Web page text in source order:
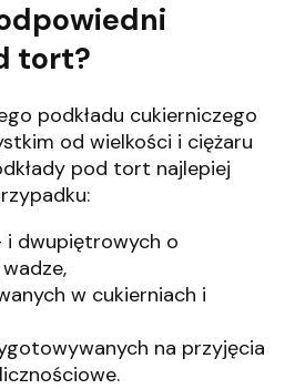
tort?
podkładu cukierniczego
od wielkości i ciężaru
pod tort najlepiej
dwupiętrowych o
w cukierniach i
na przyjęcia